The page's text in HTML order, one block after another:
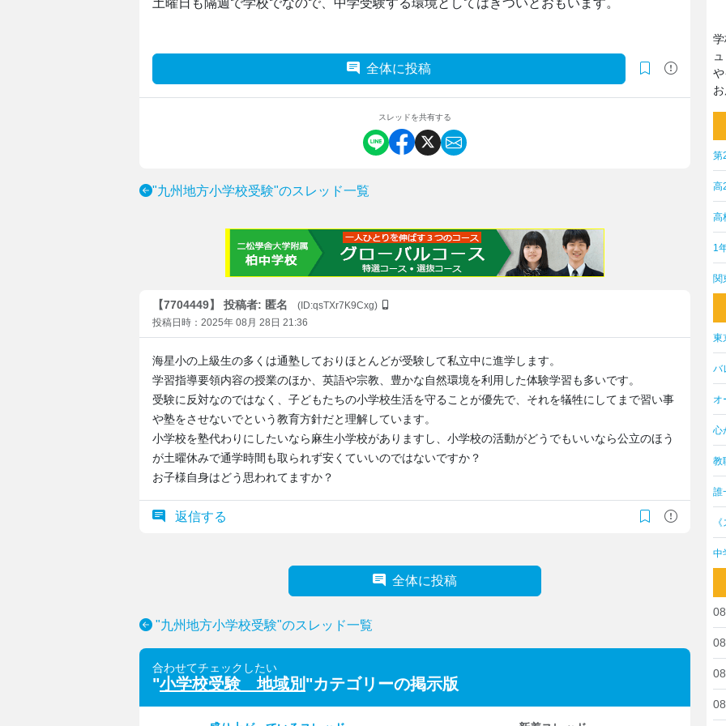
土曜日も隔週で学校でなので、中学受験する環境としてはきついとおもいます。
全体に投稿
スレッドを共有する
"九州地方小学校受験"のスレッド一覧
【7704449】 投稿者: 匿名
(ID:qsTXr7K9Cxg)
投稿日時：2025年 08月 28日 21:36
海星小の上級生の多くは通塾しておりほとんどが受験して私立中に進学します。
学習指導要領内容の授業のほか、英語や宗教、豊かな自然環境を利用した体験学習も多いです。
受験に反対なのではなく、子どもたちの小学校生活を守ることが優先で、それを犠牲にしてまで習い事
や塾をさせないでという教育方針だと理解しています。
小学校を塾代わりにしたいなら麻生小学校がありますし、小学校の活動がどうでもいいなら公立のほう
が土曜休みで通学時間も取られず安くていいのではないですか？
お子様自身はどう思われてますか？
返信する
全体に投稿
"九州地方小学校受験"のスレッド一覧
合わせてチェックしたい
"小学校受験 地域別 "カテゴリーの掲示版
第
高
高
1
関
東
バ
オ
心
教
誰
中